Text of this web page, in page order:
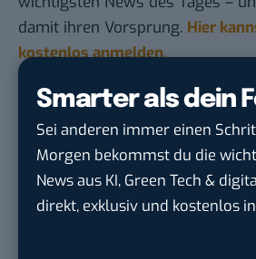
Smarter als dein
Sei anderen immer einen
Morgen bekommst du die
News aus KI, Green Tech &
direkt, exklusiv und kostenlos
damit ihren Vorsprung. Hier
kostenlos anmelden.
STELLENANZEIGEN
Social Media Content
moveUP Media GmbHin